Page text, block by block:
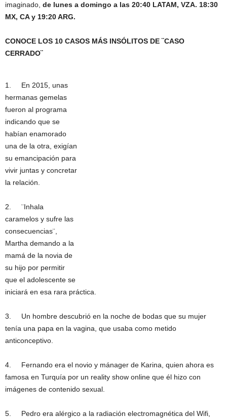
imaginado, de lunes a domingo a las 20:40 LATAM, VZA. 18:30
MX, CA y 19:20 ARG.
CONOCE LOS 10 CASOS MÁS INSÓLITOS DE ¨CASO
CERRADO¨
1. En 2015, unas
hermanas gemelas
fueron al programa
indicando que se
habían enamorado
una de la otra, exigían
su emancipación para
vivir juntas y concretar
la relación.
2. ¨Inhala
caramelos y sufre las
consecuencias¨,
Martha demando a la
mamá de la novia de
su hijo por permitir
que el adolescente se
iniciará en esa rara práctica.
3. Un hombre descubrió en la noche de bodas que su mujer
tenía una papa en la vagina, que usaba como metido
anticonceptivo.
4. Fernando era el novio y mánager de Karina, quien ahora es
famosa en Turquía por un reality show online que él hizo con
imágenes de contenido sexual.
5. Pedro era alérgico a la radiación electromagnética del Wifi,